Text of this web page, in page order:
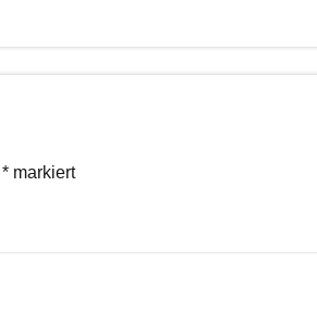
* markiert